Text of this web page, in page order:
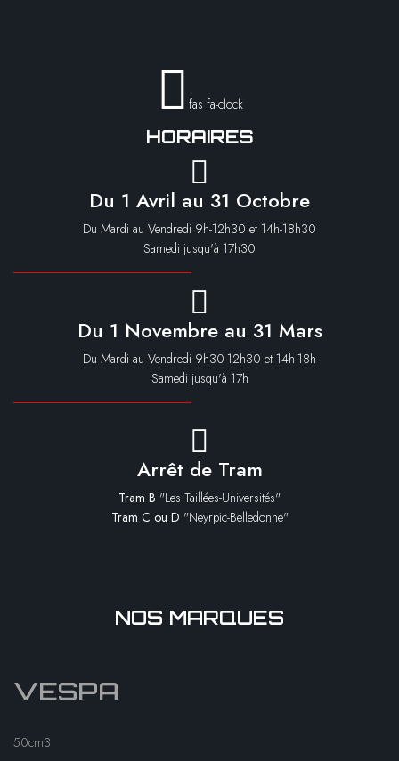
fas fa-clock
HORAIRES
Du 1 Avril au 31 Octobre
Du Mardi au Vendredi 9h-12h30 et 14h-18h30
Samedi jusqu'à 17h30
Du 1 Novembre au 31 Mars
Du Mardi au Vendredi 9h30-12h30 et 14h-18h
Samedi jusqu'à 17h
Arrêt de Tram
Tram B "Les Taillées-Universités"
Tram C ou D "Neyrpic-Belledonne"
NOS MARQUES
VESPA
50cm3